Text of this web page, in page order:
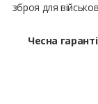
зброя для
Чесна